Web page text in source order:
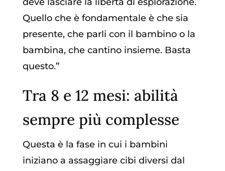
Quello che è fondamentale è che sia
presente, che parli con il bambino o la
bambina, che cantino insieme. Basta
questo.”
Tra 8 e 12 mesi: abilità
sempre più complesse
Questa è la fase in cui i bambini
iniziano a assaggiare cibi diversi dal